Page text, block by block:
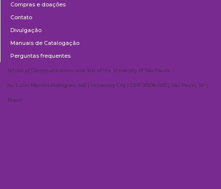
Compras e doações
Contato
Divulgação
Manuais de Catalogação
Perguntas frequentes
School of Communications and Arts of the University of São Paulo
Av. Lúcio Martins Rodrigues, 443 | University City | CEP 05508-020 | São Paulo, SP |
Brazil